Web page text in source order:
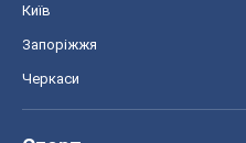
Київ
Запоріжжя
Черкаси